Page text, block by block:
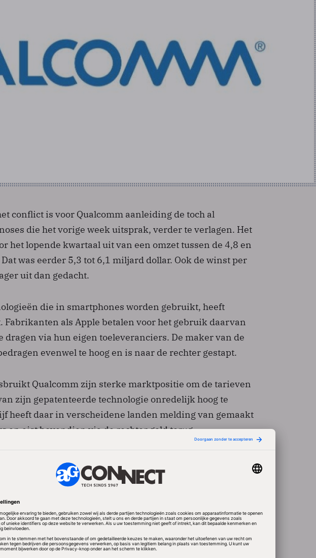
conflict is voor Qualcomm aanleiding de toch al
die het vorige week uitsprak, verder te verlagen. Het
het lopende kwartaal uit van een omzet tussen de 4,8 en
was eerder 5,3 tot 6,1 miljard dollar. Ook de winst per
uit dan gedacht.
die in smartphones worden gebruikt, heeft
Fabrikanten als Apple betalen voor het gebruik daarvan
dragen via hun eigen toeleveranciers. De maker van de
evenwel te hoog en is naar de rechter gestapt.
Qualcomm zijn sterke marktpositie om de tarieven
zijn gepatenteerde technologie onredelijk hoog te
heeft daar in verscheidene landen melding van gemaakt
en eist bovendien via de rechter geld terug.
volhardt in verweer
evenwel bij dat de licentieovereenkomsten die het heeft
inclusief die van Apple, rechtsgeldig zijn. Het
op dat Apple de gehanteerde tarieven tien jaar lang zonder